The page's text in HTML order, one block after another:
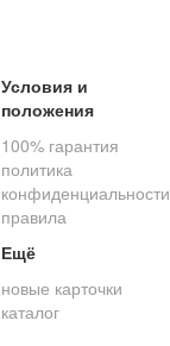
Условия и
положения
100% гарантия
политика
конфиденциальности
правила
Ещё
новые карточки
каталог